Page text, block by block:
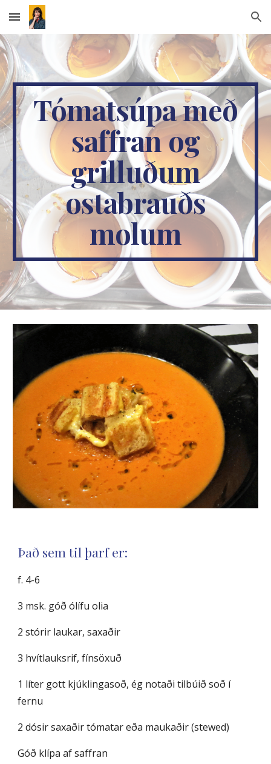
Skip to main content Skip to navigation
Tómatsúpa með
saffran og
grilluðum
ostabrauðs
molum
Það sem til þarf er:
f. 4-6
3 msk. góð ólífu olia
2 stórir laukar, saxaðir
3 hvítlauksrif, fínsöxuð
1 líter gott kjúklingasoð, ég notaði tilbúið soð í
fernu
2 dósir saxaðir tómatar eða maukaðir (stewed)
Góð klípa af saffran